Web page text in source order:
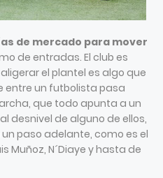
de mercado para mover
de entradas. El club es
el plantel es algo que
entre un futbolista pasa
que todo apunta a un
desnivel de alguno de ellos,
paso adelante, como es el
Muñoz, N´Diaye y hasta de